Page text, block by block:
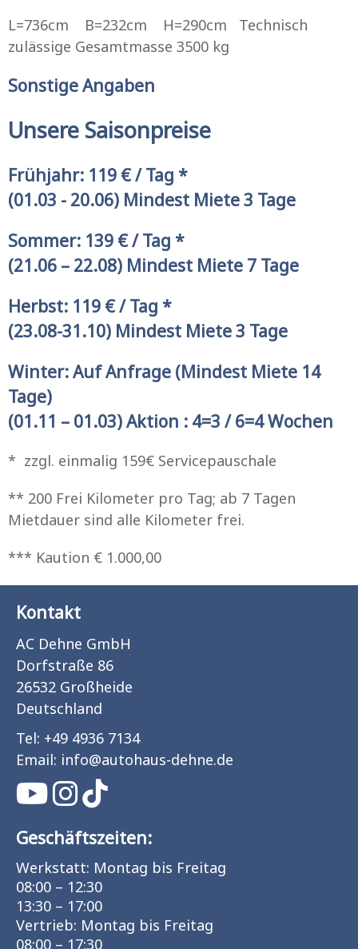
L=736cm B=232cm H=290cm Technisch
zulässige Gesamtmasse 3500 kg
Sonstige Angaben
Unsere Saisonpreise
Frühjahr: 119 € / Tag *
(01.03 - 20.06) Mindest Miete 3 Tage
Sommer: 139 € / Tag *
(21.06 – 22.08) Mindest Miete 7 Tage
Herbst: 119 € / Tag *
(23.08-31.10) Mindest Miete 3 Tage
Winter: Auf Anfrage (Mindest Miete 14
Tage)
(01.11 – 01.03) Aktion : 4=3 / 6=4 Wochen
* zzgl. einmalig 159€ Servicepauschale
** 200 Frei Kilometer pro Tag; ab 7 Tagen
Mietdauer sind alle Kilometer frei.
*** Kaution € 1.000,00
Kontakt
AC Dehne GmbH
Dorfstraße 86
26532 Großheide
Deutschland
Tel: +49 4936 7134
Email: info@autohaus-dehne.de
Geschäftszeiten:
Werkstatt: Montag bis Freitag
08:00 – 12:30
13:30 – 17:00
Vertrieb: Montag bis Freitag